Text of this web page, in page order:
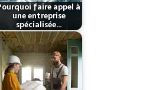
faire appel à
une entreprise
spécialisée…